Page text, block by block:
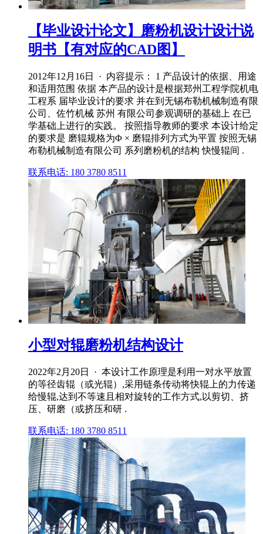
【毕业设计论文】磨粉机设计设计说
明书【有对应的CAD图】
2012年12月16日 · 内容提示： 1 产品设计的依据、用途
和适用范围 依据 本产品的设计是根据郑州工程学院机电
工程系 届毕业设计的要求 并在到无锡布勒机械制造有限
公司、佐竹机械 苏州 有限公司参观调研的基础上 在已
学基础上进行的实践。 按照指导教师的要求 本设计给定
的要求是 磨辊规格为Φ × 磨辊排列方式为平置 按照无锡
布勒机械制造有限公司 系列磨粉机的结构 快慢辊间 .
联系电话: 180 3780 8511
小型对辊磨粉机结构设计
2022年2月20日 · 本设计工作原理是利用一对水平放置
的等径齿辊（或光辊）,采用链条传动将快辊上的力传递
给慢辊,达到不等速且相对旋转的工作方式,以剪切、挤
压、研磨（或挤压和研 .
联系电话: 180 3780 8511